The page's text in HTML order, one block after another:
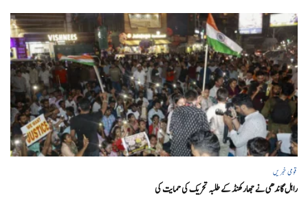
قومی خبریں
راہل گاندھی نے جھارکھنڈ کے طلبہ تحریک کی حمایت کی